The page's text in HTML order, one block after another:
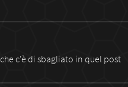
c'è di sbagliato in quel post